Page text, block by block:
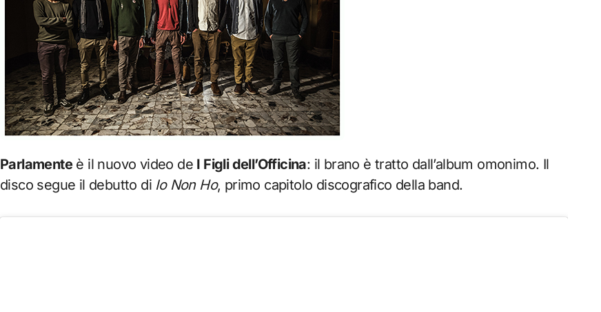
Parlamenteè il nuovo video de I Figli dell’Officina: il brano è tratto dall’album omonimo. Il
disco segue il debutto di Io Non Ho, primo capitolo discografico della band.